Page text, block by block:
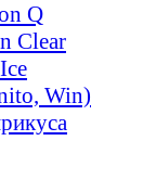
Q
Clear
Win)